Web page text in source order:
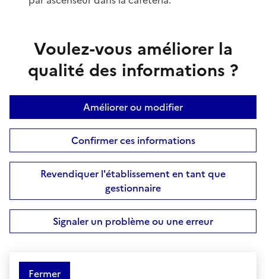
Voulez-vous améliorer la
qualité des informations ?
Améliorer ou modifier
Confirmer ces informations
Revendiquer l'établissement en tant que
gestionnaire
Signaler un problème ou une erreur
Fermer